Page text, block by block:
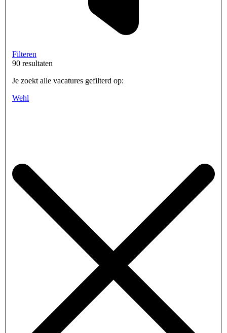
Filteren
90 resultaten
Je zoekt alle vacatures gefilterd op:
Wehl